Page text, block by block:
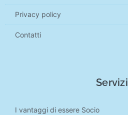
Privacy policy
Contatti
Servizi
I vantaggi di essere Socio